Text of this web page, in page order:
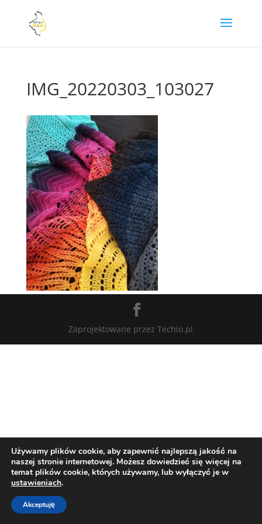
IMG_20220303_103027
Zaprojektowane przez Techio.pl
Używamy plików cookie, aby zapewnić najlepszą jakość na
naszej stronie internetowej. Możesz dowiedzieć się więcej na
temat plików cookie, których używamy, lub wyłączyć je w
ustawieniach.
Akceptuję